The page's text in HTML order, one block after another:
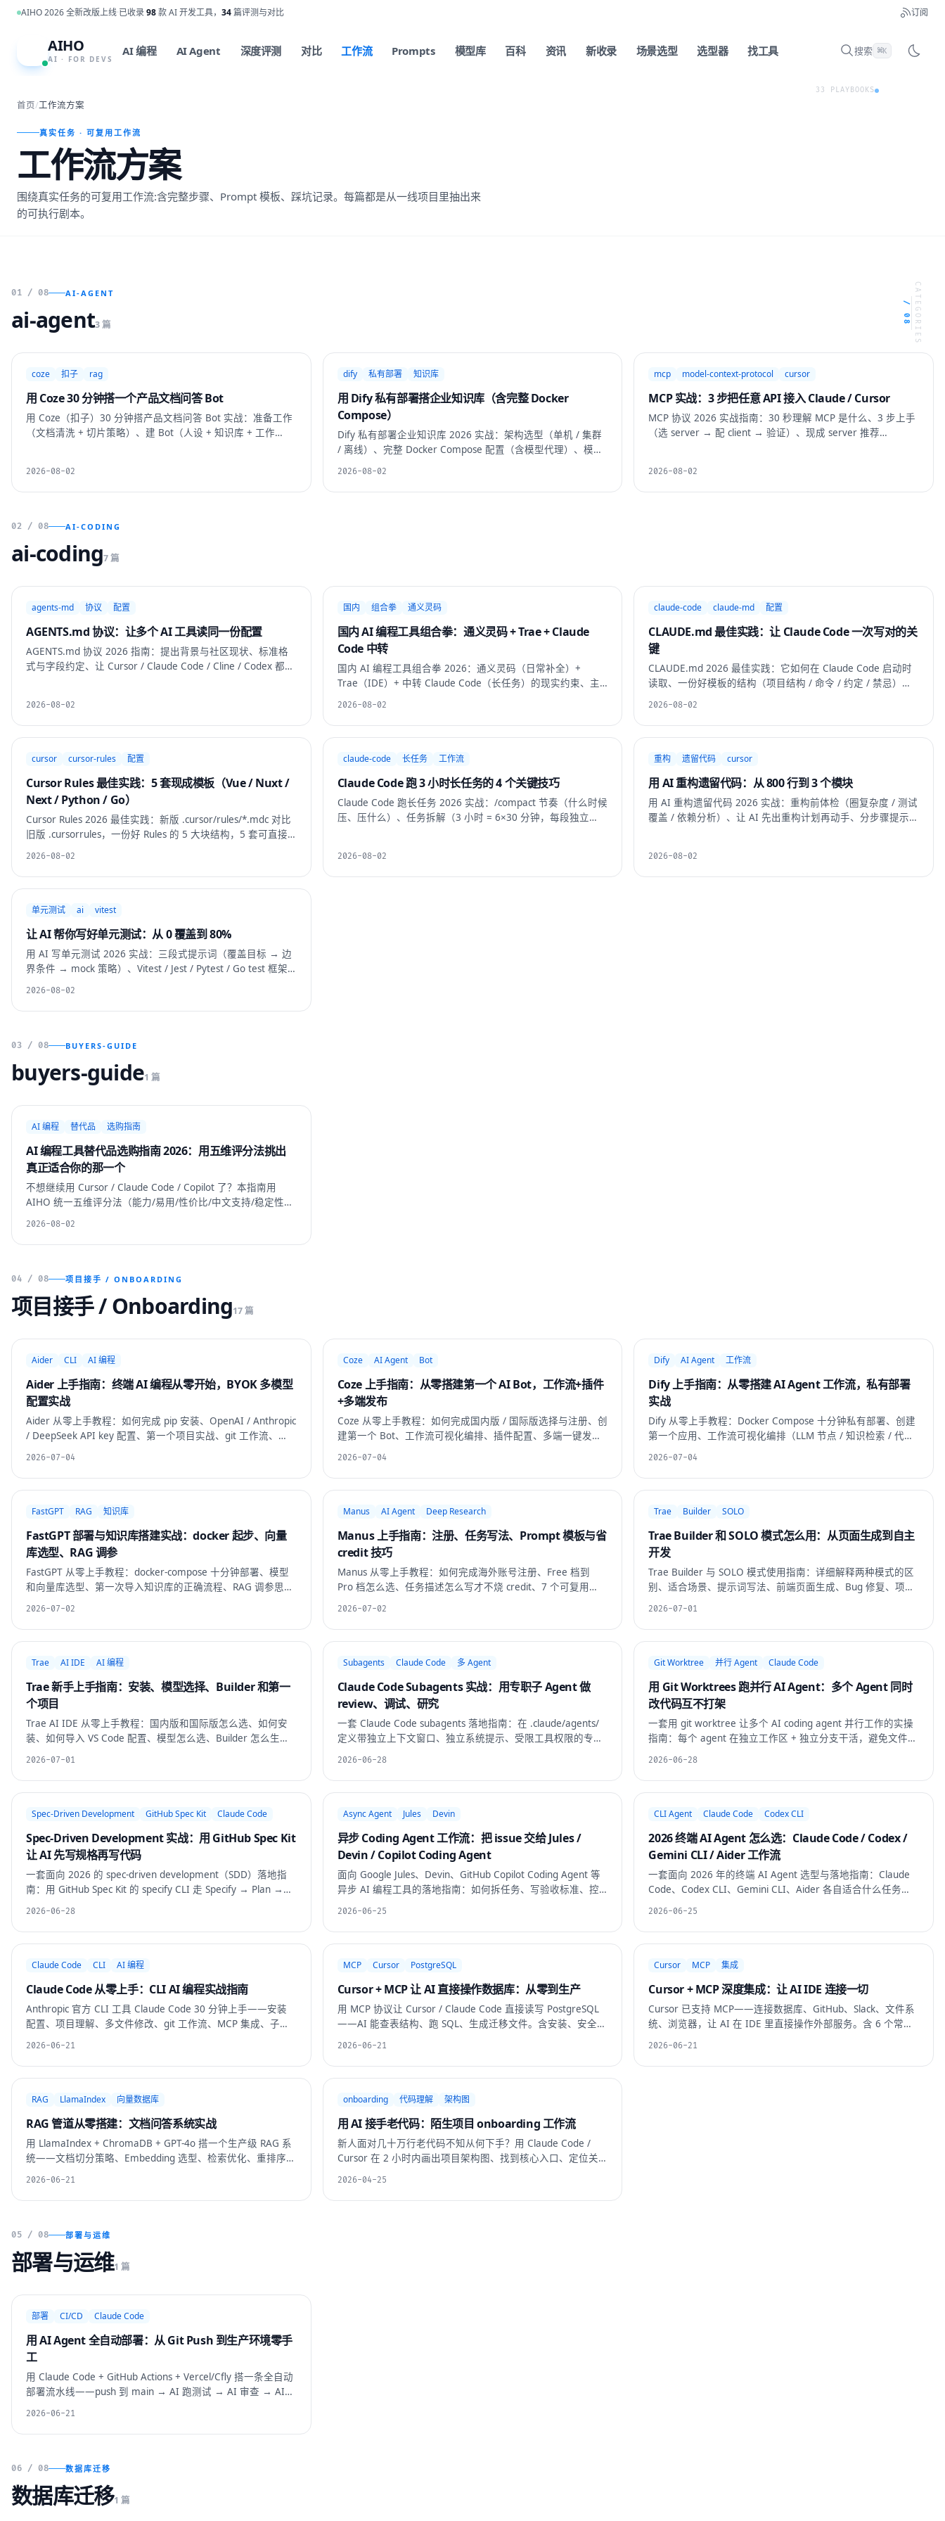
跳到主内容
AIHO 2026 全新改版上线·已收录98款 AI 开发工具， 34篇评测与对比 订阅
AIHO
AI · FOR DEVS
AI 编程 AI Agent 深度评测 对比 工作流 Prompts 模型库 百科 资讯 新收录 场景选型 选型器 找工具 搜索 ⌘K
33 PLAYBOOKS
首页/工作流方案
真实任务 · 可复用工作流
工作流方案
围绕真实任务的可复用工作流:含完整步骤、Prompt 模板、踩坑记录。每篇都是从一线项目里抽出来
的可执行剧本。
CATEGORIES
/ 08
01 / 08 AI-AGENT
ai-agent3 篇
coze 扣子 rag
用 Coze 30 分钟搭一个产品文档问答 Bot
用 Coze（扣子）30 分钟搭产品文档问答 Bot 实战：准备工作
（文档清洗 + 切片策略）、建 Bot（人设 + 知识库 + 工作
2026-08-02
dify 私有部署 知识库
用 Dify 私有部署搭企业知识库（含完整 Docker
Compose）
Dify 私有部署企业知识库 2026 实战：架构选型（单机 / 集群
/ 离线）、完整 Docker Compose 配置（含模型代理）、模型
知识库隔离）。
2026-08-02
mcp model-context-protocol cursor
MCP 实战：3 步把任意 API 接入 Claude / Cursor
MCP 协议 2026 实战指南：30 秒理解 MCP 是什么、3 步上手
（选 server → 配 client → 验证）、现成 server 推荐
2026-08-02
02 / 08 AI-CODING
ai-coding7 篇
agents-md 协议 配置
AGENTS.md 协议：让多个 AI 工具读同一份配置
AGENTS.md 协议 2026 指南：提出背景与社区现状、标准格
式与字段约定、让 Cursor / Claude Code / Cline / Codex 都读
2026-08-02
国内 组合拳 通义灵码
国内 AI 编程工具组合拳：通义灵码 + Trae + Claude
Code 中转
国内 AI 编程工具组合拳 2026：通义灵码（日常补全）+
Trae（IDE）+ 中转 Claude Code（长任务）的现实约束、主
案）。
2026-08-02
claude-code claude-md 配置
CLAUDE.md 最佳实践：让 Claude Code 一次写对的关
键
CLAUDE.md 2026 最佳实践：它如何在 Claude Code 启动时
读取、一份好模板的结构（项目结构 / 命令 / 约定 / 禁忌）、
2026-08-02
cursor cursor-rules 配置
Cursor Rules 最佳实践：5 套现成模板（Vue / Nuxt /
Next / Python / Go）
Cursor Rules 2026 最佳实践：新版 .cursor/rules/*.mdc 对比
旧版 .cursorrules，一份好 Rules 的 5 大块结构，5 套可直接
2026-08-02
claude-code 长任务 工作流
Claude Code 跑 3 小时长任务的 4 个关键技巧
Claude Code 跑长任务 2026 实战：/compact 节奏（什么时候
压、压什么）、任务拆解（3 小时 = 6×30 分钟，每段独立
以及用 3 小时把 Nuxt 3 升级到 Nuxt 4 的真实案例。
2026-08-02
重构 遗留代码 cursor
用 AI 重构遗留代码：从 800 行到 3 个模块
用 AI 重构遗留代码 2026 实战：重构前体检（圈复杂度 / 测试
覆盖 / 依赖分析）、让 AI 先出重构计划再动手、分步骤提示
2026-08-02
单元测试 ai vitest
让 AI 帮你写好单元测试：从 0 覆盖到 80%
用 AI 写单元测试 2026 实战：三段式提示词（覆盖目标 → 边
界条件 → mock 策略）、Vitest / Jest / Pytest / Go test 框架
2026-08-02
03 / 08 BUYERS-GUIDE
buyers-guide1 篇
AI 编程 替代品 选购指南
AI 编程工具替代品选购指南 2026：用五维评分法挑出
真正适合你的那一个
不想继续用 Cursor / Claude Code / Copilot 了？本指南用
AIHO 统一五维评分法（能力/易用/性价比/中文支持/稳定性）
2026-08-02
04 / 08 项目接手 / ONBOARDING
项目接手 / Onboarding17 篇
Aider CLI AI 编程
Aider 上手指南：终端 AI 编程从零开始，BYOK 多模型
配置实战
Aider 从零上手教程：如何完成 pip 安装、OpenAI / Anthropic
/ DeepSeek API key 配置、第一个项目实战、git 工作流、
2026-07-04
Coze AI Agent Bot
Coze 上手指南：从零搭建第一个 AI Bot，工作流+插件
+多端发布
Coze 从零上手教程：如何完成国内版 / 国际版选择与注册、创
建第一个 Bot、工作流可视化编排、插件配置、多端一键发布
2026-07-04
Dify AI Agent 工作流
Dify 上手指南：从零搭建 AI Agent 工作流，私有部署
实战
Dify 从零上手教程：Docker Compose 十分钟私有部署、创建
第一个应用、工作流可视化编排（LLM 节点 / 知识检索 / 代码
用的工作流模板。
2026-07-04
FastGPT RAG 知识库
FastGPT 部署与知识库搭建实战：docker 起步、向量
库选型、RAG 调参
FastGPT 从零上手教程：docker-compose 十分钟部署、模型
和向量库选型、第一次导入知识库的正确流程、RAG 调参思
2026-07-02
Manus AI Agent Deep Research
Manus 上手指南：注册、任务写法、Prompt 模板与省
credit 技巧
Manus 从零上手教程：如何完成海外账号注册、Free 档到
Pro 档怎么选、任务描述怎么写才不烧 credit、7 个可复用
2026-07-02
Trae Builder SOLO
Trae Builder 和 SOLO 模式怎么用：从页面生成到自主
开发
Trae Builder 与 SOLO 模式使用指南：详细解释两种模式的区
别、适合场景、提示词写法、前端页面生成、Bug 修复、项目
2026-07-01
Trae AI IDE AI 编程
Trae 新手上手指南：安装、模型选择、Builder 和第一
个项目
Trae AI IDE 从零上手教程：国内版和国际版怎么选、如何安
装、如何导入 VS Code 配置、模型怎么选、Builder 怎么生成
2026-07-01
Subagents Claude Code 多 Agent
Claude Code Subagents 实战：用专职子 Agent 做
review、调试、研究
一套 Claude Code subagents 落地指南：在 .claude/agents/
定义带独立上下文窗口、独立系统提示、受限工具权限的专职
则、工具权限、调用方式与踩坑。
2026-06-28
Git Worktree 并行 Agent Claude Code
用 Git Worktrees 跑并行 AI Agent：多个 Agent 同时
改代码互不打架
一套用 git worktree 让多个 AI coding agent 并行工作的实操
指南：每个 agent 在独立工作区 + 独立分支干活，避免文件互
2026-06-28
Spec-Driven Development GitHub Spec Kit Claude Code
Spec-Driven Development 实战：用 GitHub Spec Kit
让 AI 先写规格再写代码
一套面向 2026 的 spec-driven development（SDD）落地指
南：用 GitHub Spec Kit 的 specify CLI 走 Specify → Plan →
命令、constitution 用法与踩坑。
2026-06-28
Async Agent Jules Devin
异步 Coding Agent 工作流：把 issue 交给 Jules /
Devin / Copilot Coding Agent
面向 Google Jules、Devin、GitHub Copilot Coding Agent 等
异步 AI 编程工具的落地指南：如何拆任务、写验收标准、控
2026-06-25
CLI Agent Claude Code Codex CLI
2026 终端 AI Agent 怎么选：Claude Code / Codex /
Gemini CLI / Aider 工作流
一套面向 2026 年的终端 AI Agent 选型与落地指南：Claude
Code、Codex CLI、Gemini CLI、Aider 各自适合什么任务，
2026-06-25
Claude Code CLI AI 编程
Claude Code 从零上手：CLI AI 编程实战指南
Anthropic 官方 CLI 工具 Claude Code 30 分钟上手——安装
配置、项目理解、多文件修改、git 工作流、MCP 集成、子
2026-06-21
MCP Cursor PostgreSQL
Cursor + MCP 让 AI 直接操作数据库：从零到生产
用 MCP 协议让 Cursor / Claude Code 直接读写 PostgreSQL
——AI 能查表结构、跑 SQL、生成迁移文件。含安装、安全配
2026-06-21
Cursor MCP 集成
Cursor + MCP 深度集成：让 AI IDE 连接一切
Cursor 已支持 MCP——连接数据库、GitHub、Slack、文件系
统、浏览器，让 AI 在 IDE 里直接操作外部服务。含 6 个常用
2026-06-21
RAG LlamaIndex 向量数据库
RAG 管道从零搭建：文档问答系统实战
用 LlamaIndex + ChromaDB + GPT-4o 搭一个生产级 RAG 系
统——文档切分策略、Embedding 选型、检索优化、重排序、
2026-06-21
onboarding 代码理解 架构图
用 AI 接手老代码：陌生项目 onboarding 工作流
新人面对几十万行老代码不知从何下手？用 Claude Code /
Cursor 在 2 小时内画出项目架构图、找到核心入口、定位关
2026-04-25
05 / 08 部署与运维
部署与运维1 篇
部署 CI/CD Claude Code
用 AI Agent 全自动部署：从 Git Push 到生产环境零手
工
用 Claude Code + GitHub Actions + Vercel/Cfly 搭一条全自动
部署流水线——push 到 main → AI 跑测试 → AI 审查 → AI
2026-06-21
06 / 08 数据库迁移
数据库迁移1 篇